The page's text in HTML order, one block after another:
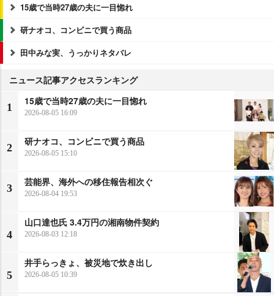
15歳で当時27歳の夫に一目惚れ
研ナオコ、コンビニで買う商品
田中みな実、うっかりネタバレ
ニュース記事アクセスランキング
1
15歳で当時27歳の夫に一目惚れ
2026-08-05 16:09
2
研ナオコ、コンビニで買う商品
2026-08-05 15:10
3
芸能界、海外への移住報告相次ぐ
2026-08-04 19:53
4
山口達也氏 3.4万円の湘南物件契約
2026-08-03 12:18
5
井手らっきょ、被災地で炊き出し
2026-08-05 10:39